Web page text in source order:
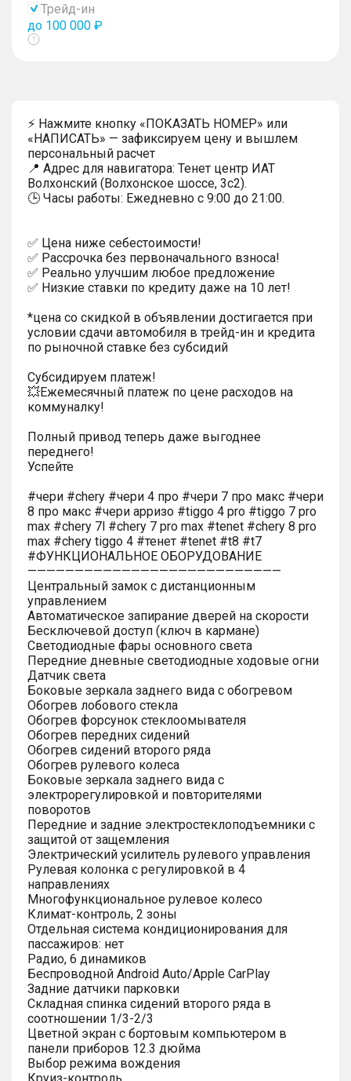
Трейд-ин
до 100 000 ₽
Показать
⚡ Нажмите кнопку «ПОКАЗАТЬ НОМЕР» или
«НАПИСАТЬ» — зафиксируем цену и вышлем
персональный расчет
📍 Адрес для навигатора: Тенет центр ИАТ
Волхонский (Волхонское шоссе, 3с2).
🕒 Часы работы: Ежедневно с 9:00 до 21:00.
✅ Цена ниже себестоимости!
✅ Рассрочка без первоначального взноса!
✅ Реально улучшим любое предложение
✅ Низкие ставки по кредиту даже на 10 лет!
*цена со скидкой в объявлении достигается при
условии сдачи автомобиля в трейд-ин и кредита
по рыночной ставке без субсидий
Субсидируем платеж!
💥Ежемесячный платеж по цене расходов на
коммуналку!
Полный привод теперь даже выгоднее
переднего!
Успейте
#чери #chery #чери 4 про #чери 7 про макс #чери
8 про макс #чери арризо #tiggo 4 pro #tiggo 7 pro
max #chery 7l #chery 7 pro max #tenet #chery 8 pro
max #chery tiggo 4 #тенет #tenet #t8 #t7
#ФУНКЦИОНАЛЬНОЕ ОБОРУДОВАНИЕ
———————————————————————————
Центральный замок с дистанционным
управлением
Автоматическое запирание дверей на скорости
Бесключевой доступ (ключ в кармане)
Светодиодные фары основного света
Передние дневные светодиодные ходовые огни
Датчик света
Боковые зеркала заднего вида с обогревом
Обогрев лобового стекла
Обогрев форсунок стеклоомывателя
Обогрев передних сидений
Обогрев сидений второго ряда
Обогрев рулевого колеса
Боковые зеркала заднего вида с
электрорегулировкой и повторителями
поворотов
Передние и задние электростеклоподъемники с
защитой от защемления
Электрический усилитель рулевого управления
Рулевая колонка с регулировкой в 4
направлениях
Многофункциональное рулевое колесо
Климат-контроль, 2 зоны
Отдельная система кондиционирования для
пассажиров: нет
Радио, 6 динамиков
Беспроводной Android Auto/Apple CarPlay
Задние датчики парковки
Складная спинка сидений второго ряда в
соотношении 1/3-2/3
Цветной экран с бортовым компьютером в
панели приборов 12.3 дюйма
Выбор режима вождения
Круиз-контроль